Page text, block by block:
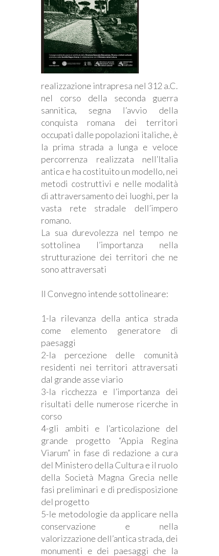
realizzazione intrapresa nel 312 a.C.
nel corso della seconda guerra
sannitica, segna l’avvio della
conquista romana dei territori
occupati dalle popolazioni italiche, è
la prima strada a lunga e veloce
percorrenza realizzata nell’Italia
antica e ha costituito un modello, nei
metodi costruttivi e nelle modalità
di attraversamento dei luoghi, per la
vasta rete stradale dell’impero
romano.
La sua durevolezza nel tempo ne
sottolinea l’importanza nella
strutturazione dei territori che ne
sono attraversati
Il Convegno intende sottolineare:
1-la rilevanza della antica strada
come elemento generatore di
paesaggi
2-la percezione delle comunità
residenti nei territori attraversati
dal grande asse viario
3-la ricchezza e l’importanza dei
risultati delle numerose ricerche in
corso
4-gli ambiti e l’articolazione del
grande progetto “Appia Regina
Viarum” in fase di redazione a cura
del Ministero della Cultura e il ruolo
della Società Magna Grecia nelle
fasi preliminari e di predisposizione
del progetto
5-le metodologie da applicare nella
conservazione e nella
valorizzazione dell’antica strada, dei
monumenti e dei paesaggi che la